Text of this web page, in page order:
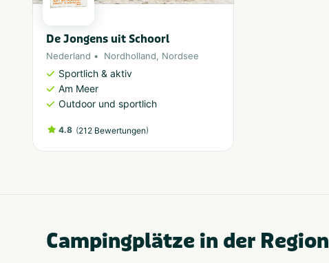
De Jongens uit Schoorl
Nederland Nordholland, Nordsee
Sportlich & aktiv
Am Meer
Outdoor und sportlich
4.8 (212 Bewertungen)
Campingplätze in der Region